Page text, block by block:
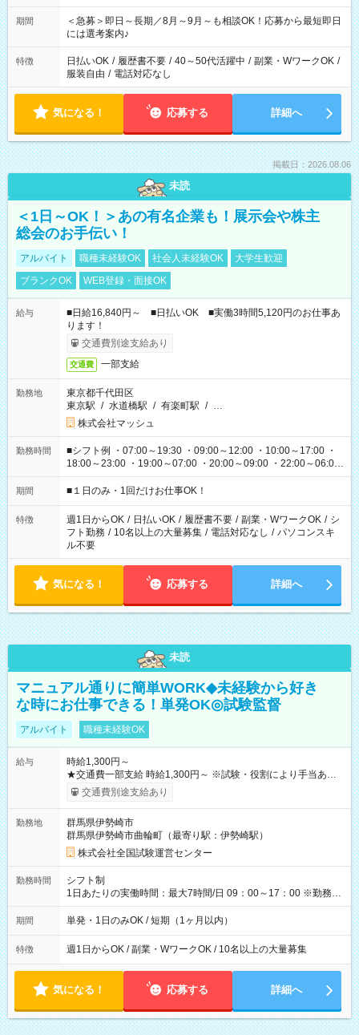
ば前職が、 在宅/財団法人/事務/コールセンター/受付/販売/カフェ
スタッフ スイーツ販売/ホテルフロント/化粧品販売/など 様々な
業界から入社して活躍されています♪
期間
＜急募＞即日～長期／8月～9月～も相談OK！応募から最短即日
には選考案内♪
特徴 日払いOK / 履歴書不要 / 40～50代活躍中 / 副業・WワークOK /
服装自由 / 電話対応なし
気になる！ 応募する 詳細へ
掲載日：2026.08.06
未読
＜1日～OK！＞あの有名企業も！展示会や株主
総会のお手伝い！
アルバイト 職種未経験OK 社会人未経験OK
大学生歓迎
ブランクOK
WEB登録・面接OK
給与
■日給16,840円～ ■日払いOK ■実働3時間5,120円のお仕事あ
ります！
交通費別途支給あり
交通費 一部支給
勤務地
東京都千代田区
東京駅 / 水道橋駅 / 有楽町駅 / …
株式会社マッシュ
勤務時間
■シフト例 ・07:00～19:30 ・09:00～12:00 ・10:00～17:00 ・
18:00～23:00 ・19:00～07:00 ・20:00～09:00 ・22:00～06:00
etc ★最短で3時間で5,120円のお仕事から 15時間で2万円近く稼
げるお仕事も！ ご希望のお時間に合わせてご紹介！ ※シフトは
ください！
期間 ■１日のみ・1回だけお仕事OK！
特徴 週1日からOK / 日払いOK / 履歴書不要 / 副業・WワークOK / シ
フト勤務 / 10名以上の大量募集 / 電話対応なし / パソコンスキ
ル不要
気になる！ 応募する 詳細へ
未読
マニュアル通りに簡単WORK◆未経験から好き
な時にお仕事できる！単発OK◎試験監督
アルバイト 職種未経験OK
給与
時給1,300円～
★交通費一部支給 時給1,300円～ ※試験・役割により手当あり
※勤務回数により昇給あり 【即給（前払い）オプションあ
り！】 希望される場合、勤務から1週間ほどで給与の一部を受け
例】 ・河合塾模擬試験 8:30～17:30（休憩1時間） 時給1,300円
×8時間＝日収10,400円＋交通費 ※当日の役割により時給＋100
円の場合あり ・国家試験 7:00～13:30（休憩なし） 時給1,300
円（役割手当＋100円）×6時間＝日収8,400円＋交通費 【試用期
間】試用期間なし
交通費別途支給あり
勤務地
群馬県伊勢崎市
群馬県伊勢崎市曲輪町（最寄り駅：伊勢崎駅）
株式会社全国試験運営センター
勤務時間
シフト制
1日あたりの実働時間：最大7時間/日 09：00～17：00 ※勤務時
間は 試験により異なります。
期間 単発・1日のみOK / 短期（1ヶ月以内）
特徴 週1日からOK / 副業・WワークOK / 10名以上の大量募集
気になる！ 応募する 詳細へ